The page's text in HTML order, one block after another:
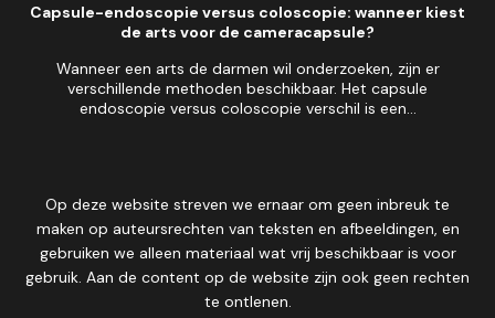
Capsule-endoscopie versus coloscopie: wanneer kiest
de arts voor de cameracapsule?
Wanneer een arts de darmen wil onderzoeken, zijn er
verschillende methoden beschikbaar. Het capsule
endoscopie versus coloscopie verschil is een...
Op deze website streven we ernaar om geen inbreuk te
maken op auteursrechten van teksten en afbeeldingen, en
gebruiken we alleen materiaal wat vrij beschikbaar is voor
gebruik. Aan de content op de website zijn ook geen rechten
te ontlenen.